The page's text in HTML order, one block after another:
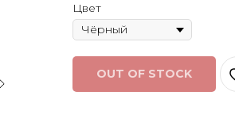
Цвет
OUT OF STOCK